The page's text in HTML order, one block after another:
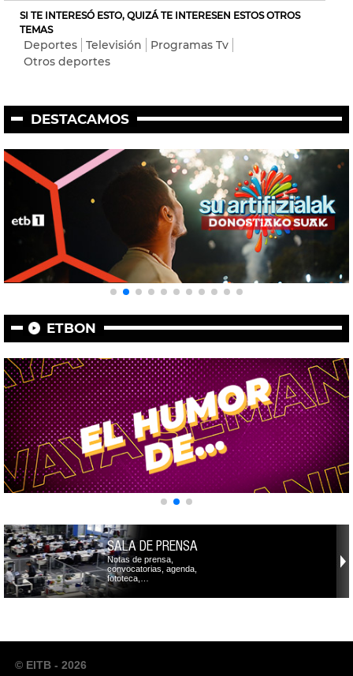
SI TE INTERESÓ ESTO, QUIZÁ TE INTERESEN ESTOS OTROS
TEMAS
Deportes Televisión
Programas Tv
Otros deportes
DESTACAMOS
ETBON
SALA DE PRENSA
Notas de prensa,
convocatorias, agenda,
fototeca,…
© EITB - 2026